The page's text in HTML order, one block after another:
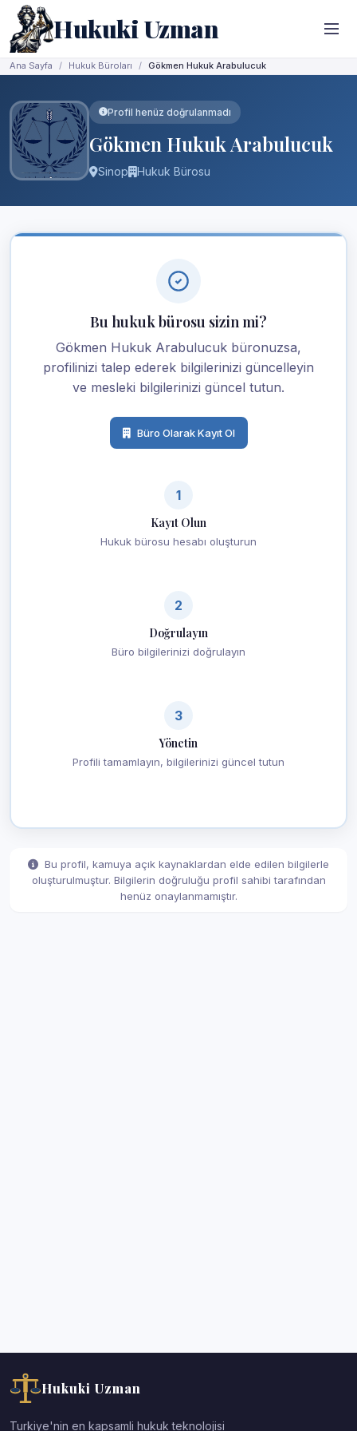
Hukuki Uzman
Ana Sayfa Hukuk Büroları Gökmen Hukuk Arabulucuk
Profil henüz doğrulanmadı
Gökmen Hukuk Arabulucuk
Sinop Hukuk Bürosu
Bu hukuk bürosu sizin mi?
Gökmen Hukuk Arabulucuk büronuzsa,
profilinizi talep ederek bilgilerinizi güncelleyin
ve mesleki bilgilerinizi güncel tutun.
Büro Olarak Kayıt Ol
1
Kayıt Olun
Hukuk bürosu hesabı oluşturun
2
Doğrulayın
Büro bilgilerinizi doğrulayın
3
Yönetin
Profili tamamlayın, bilgilerinizi güncel tutun
Bu profil, kamuya açık kaynaklardan elde edilen bilgilerle
oluşturulmuştur. Bilgilerin doğruluğu profil sahibi tarafından
henüz onaylanmamıştır.
Hukuki Uzman
Turkiye'nin en kapsamli hukuk teknolojisi